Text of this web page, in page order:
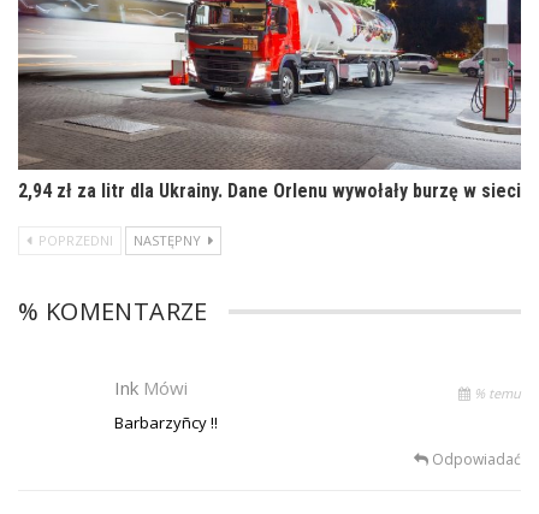
2,94 zł za litr dla Ukrainy. Dane Orlenu wywołały burzę w sieci
POPRZEDNI NASTĘPNY
% KOMENTARZE
Ink Mówi % temu
Barbarzyñcy !!
Odpowiadać